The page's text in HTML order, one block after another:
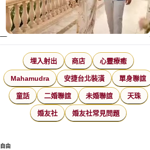
埋入射出 商店 心靈療癒
Mahamudra 安捷台北裝潢 單身聯誼
童話 二婚聯誼 未婚聯誼 天珠
婚友社 婚友社常見問題
自由